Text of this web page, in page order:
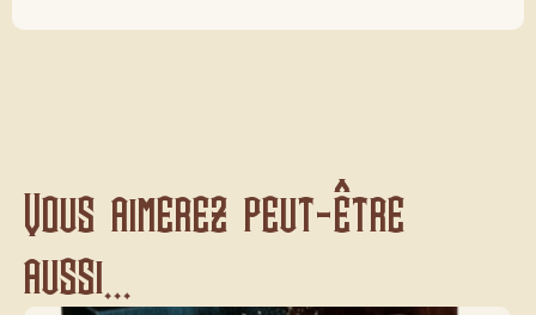
Vous aimerez peut-être
aussi...